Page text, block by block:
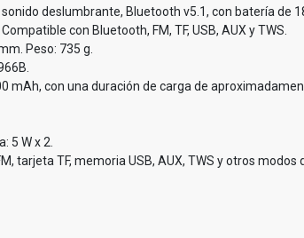
deslumbrante, Bluetooth v5.1, con batería de
con Bluetooth, FM, TF, USB, AUX y TWS.
Peso: 735 g.
mAh, con una duración de carga de
5 W x 2.
tarjeta TF, memoria USB, AUX, TWS y otros modos